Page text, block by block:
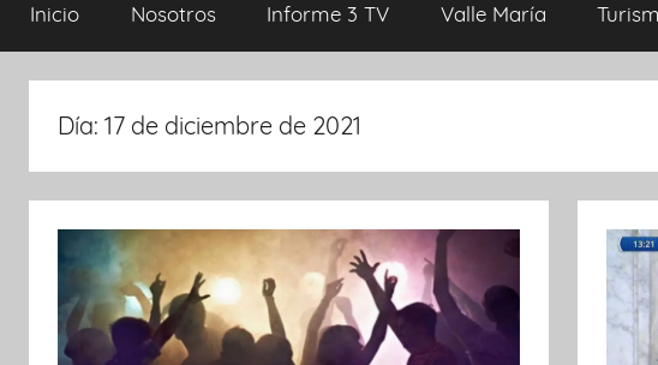
Inicio Nosotros Informe 3 TV Valle María
Día: 17 de diciembre de 2021